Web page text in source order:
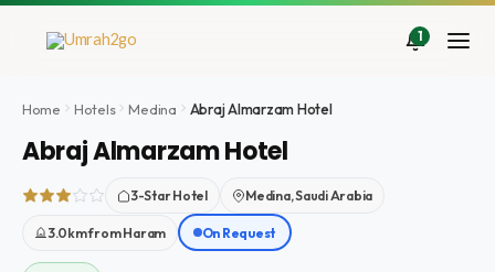
Zum
1
Home Hotels Medina Abraj Almarzam Hotel
Abraj Almarzam Hotel
3-Star Hotel Medina, Saudi Arabia
3.0km from Haram On Request